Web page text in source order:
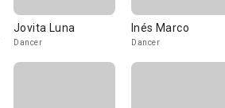
Jovita Luna
Dancer
Inés Marco
Dancer